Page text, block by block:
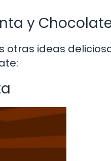
y
otras ideas